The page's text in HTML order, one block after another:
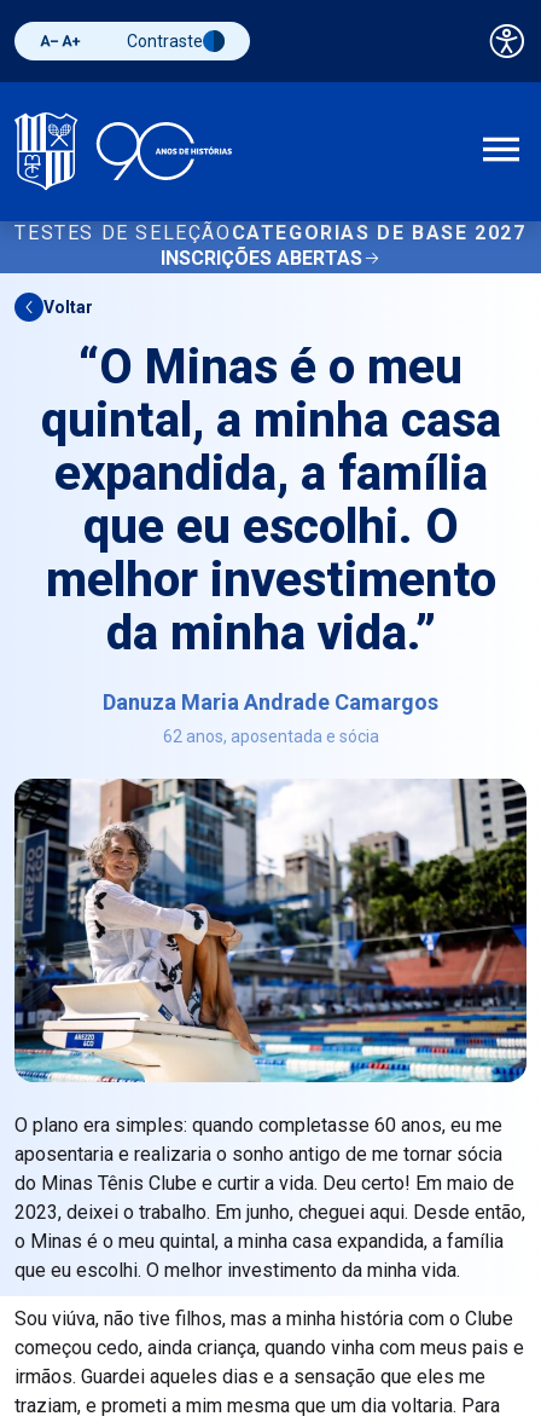
Diminuir fonte
Aumentar fonteAlternar contraste
Contraste
TESTES DE SELEÇÃO CATEGORIAS DE BASE 2027
INSCRIÇÕES ABERTAS
Voltar
“O Minas é o meu
quintal, a minha casa
expandida, a família
que eu escolhi. O
melhor investimento
da minha vida.”
Danuza Maria Andrade Camargos
62 anos, aposentada e sócia
O plano era simples: quando completasse 60 anos, eu me
aposentaria e realizaria o sonho antigo de me tornar sócia
do Minas Tênis Clube e curtir a vida. Deu certo! Em maio de
2023, deixei o trabalho. Em junho, cheguei aqui. Desde então,
o Minas é o meu quintal, a minha casa expandida, a família
que eu escolhi. O melhor investimento da minha vida.
Sou viúva, não tive filhos, mas a minha história com o Clube
começou cedo, ainda criança, quando vinha com meus pais e
irmãos. Guardei aqueles dias e a sensação que eles me
traziam, e prometi a mim mesma que um dia voltaria. Para